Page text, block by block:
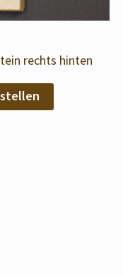
rechts hinten